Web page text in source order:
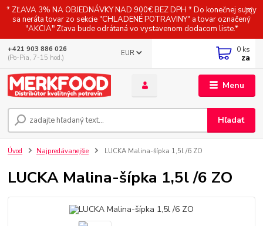
* ZĽAVA 3% NA OBJEDNÁVKY NAD 900€ BEZ DPH * Do konečnej sumy
sa neráta tovar zo sekcie "CHLADENÉ POTRAVINY" a tovar označený
"AKCIA" Zľava bude odrátaná vo vystavenom dodacom liste.*
Menu
EUR
Hľadať
+421 903 886 026
(Po-Pia, 7-15 hod.)
0 ks
za
Úvod Najpredávanejšie LUCKA Malina-šípka 1,5l /6 ZO
LUCKA Malina-šípka 1,5l /6 ZO